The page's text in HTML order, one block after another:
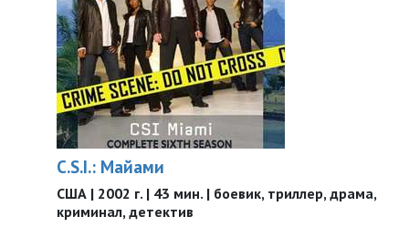
C.S.I.: Майами
США | 2002 г. | 43 мин. | боевик, триллер, драма,
криминал, детектив